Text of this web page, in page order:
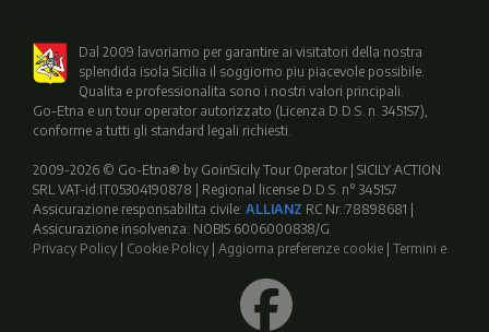
Dal 2009 lavoriamo per garantire ai visitatori della nostra
splendida isola Sicilia il soggiorno piu piacevole possibile.
Qualita e professionalita sono i nostri valori principali.
Go-Etna e un tour operator autorizzato (Licenza D.D.S. n. 3451S7),
conforme a tutti gli standard legali richiesti.
2009-2026 © Go-Etna® by GoinSicily Tour Operator | SICILY ACTION
SRL VAT-id:IT05304190878 | Regional license D.D.S. n° 3451S7
Assicurazione responsabilita civile: ALLIANZ RC Nr.:78898681 |
Assicurazione insolvenza: NOBIS 6006000838/G
Privacy Policy
Cookie Policy Aggiorna preferenze cookie Termini e